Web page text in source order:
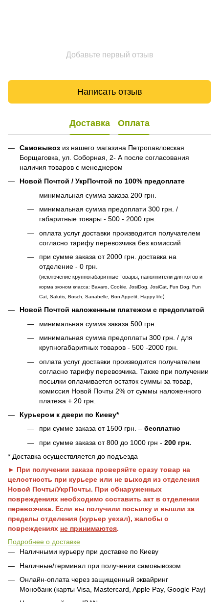
Добавьте первый отзыв
Написать отзыв
Доставка Оплата
Самовывоз из нашего магазина Петропавловская
Борщаговка, ул. Соборная, 2- А после согласования
наличия товаров с менеджером
Новой Почтой / УкрПочтой по 100% предоплате
минимальная сумма заказа 200 грн.
минимальная сумма предоплати 300 грн. /
габаритные товары - 500 - 2000 грн.
оплата услуг доставки производится получателем
согласно тарифу перевозчика без комиссий
при сумме заказа от 2000 грн. доставка на
отделение - 0 грн.
(исключение крупногабаритные товары, наполнители для котов и
корма эконом класса: Bavaro, Cookie, JosiDog, JosiCat, Fun Dog, Fun
Cat, Salutis, Bosch, Sanabelle, Bon Appetit, Happy life)
Новой Почтой наложенным платежом с предоплатой
минимальная сумма заказа 500 грн.
минимальная сумма предоплаты 300 грн. / для
крупногабаритных товаров - 500 -2000 грн.
оплата услуг доставки производится получателем
согласно тарифу перевозчика. Также при получении
посылки оплачивается остаток суммы за товар,
комиссия Новой Почты 2% от суммы наложенного
платежа + 20 грн.
Курьером к двери по Киеву*
при сумме заказа от 1500 грн. – бесплатно
при сумме заказа от 800 до 1000 грн - 200 грн.
* Доставка осуществляется до подъезда
► При получении заказа проверяйте сразу товар на
целостность при курьере или не выходя из отделения
Новой Почты/УкрПочты. При обнаруженных
повреждениях необходимо составить акт в отделении
перевозчика. Если вы получили посылку и вышли за
пределы отделения (курьер уехал), жалобы о
повреждениях не принимаются.
Подробнее о доставке
Наличными курьеру при доставке по Киеву
Наличные/терминал при получении самовывозом
Онлайн-оплата через защищенный эквайринг
Монобанк (карты Visa, Mastercard, Apple Pay, Google Pay)